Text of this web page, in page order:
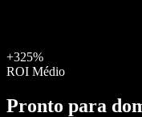
+325%
ROI Médio
Pronto para